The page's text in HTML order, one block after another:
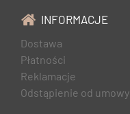
INFORMACJE
Dostawa
Płatności
Reklamacje
Odstąpienie od umowy